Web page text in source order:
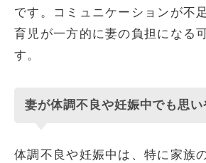
です。コミュニケーションが不
育児が一方的に妻の負担になる
す。
妻が体調不良や妊娠中でも思
体調不良や妊娠中は、特に家族